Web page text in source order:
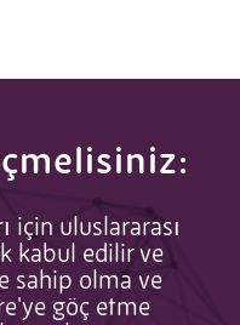
için uluslararası
kabul edilir ve
sahip olma ve
göç etme